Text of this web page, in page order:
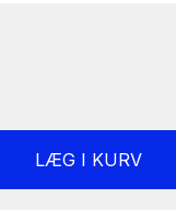
LÆG I KURV